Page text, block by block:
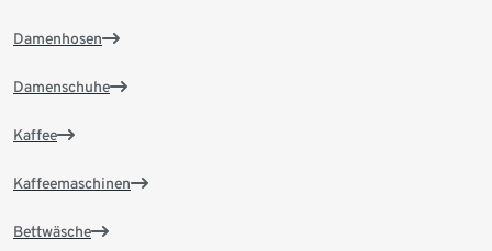
Damenhosen
Damenschuhe
Kaffee
Kaffeemaschinen
Bettwäsche